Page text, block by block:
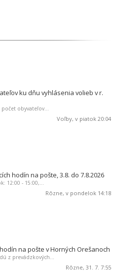
ku dňu vyhlásenia volieb v r.
obyvateľov...
Voľby, v piatok 20:04
hodín na pošte, 3.8. do 7.8.2026
12:00 - 15:00,...
Rôzne, v pondelok 14:18
na pošte v Horných Orešanoch
z prevádzkových...
Rôzne, 31. 7. 7:55